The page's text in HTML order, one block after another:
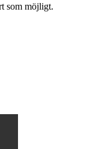
som möjligt.